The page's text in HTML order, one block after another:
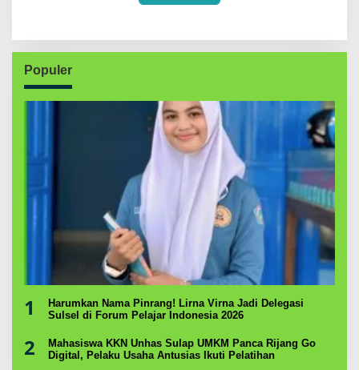
Populer
1
Harumkan Nama Pinrang! Lirna Virna Jadi Delegasi
Sulsel di Forum Pelajar Indonesia 2026
2
Mahasiswa KKN Unhas Sulap UMKM Panca Rijang Go
Digital, Pelaku Usaha Antusias Ikuti Pelatihan